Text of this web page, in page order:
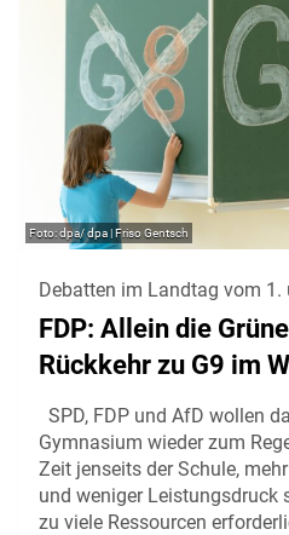
dpa/ dpa | Friso Gentsch
Debatten im Landtag vom 1.
FDP: Allein die
Rückkehr zu G9 im
SPD, FDP und AfD wollen
Gymnasium wieder zum
Zeit jenseits der Schule,
und weniger Leistungsdruck
zu viele Ressourcen